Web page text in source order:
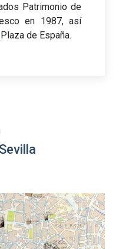
Patrimonio de
en 1987, así
de España.